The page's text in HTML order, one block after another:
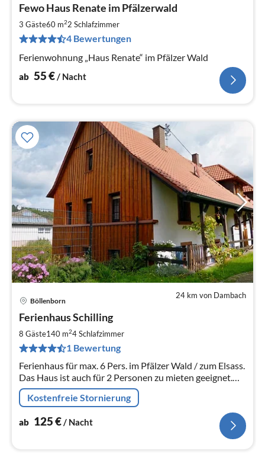
Fewo Haus Renate im Pfälzerwald
3 Gäste60 m22 Schlafzimmer
4 Bewertungen
Ferienwohnung „Haus Renate“ im Pfälzer Wald
ab 55€ / Nacht
24 km von Dambach
Böllenborn
Ferienhaus Schilling
8 Gäste140 m24Schlafzimmer
1 Bewertung
Ferienhaus für max. 6 Pers. im Pfälzer Wald / zum Elsass.
Das Haus ist auch für 2 Personen zu mieten geeignet.
Mehr Personen auf Anfrage.
Kostenfreie Stornierung
ab 125€/ Nacht